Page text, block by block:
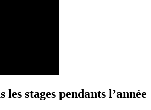
stages pendants l’année